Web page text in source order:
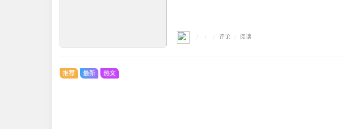
/ / / 评论 / 阅读
推荐 最新 热文